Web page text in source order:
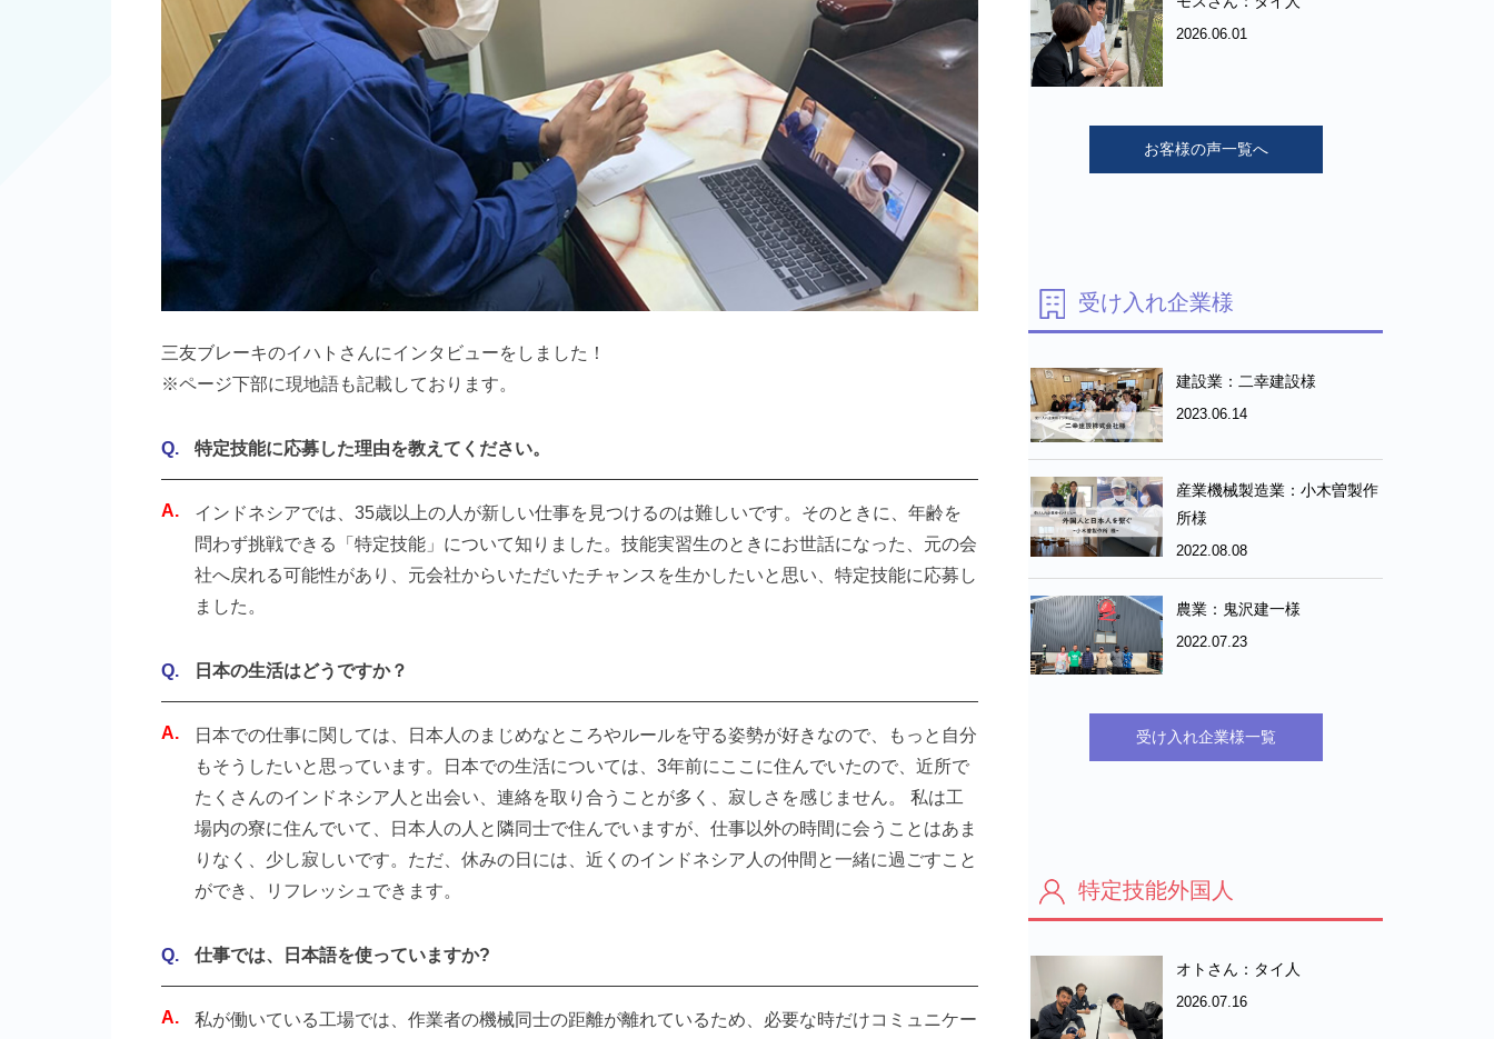
三友ブレーキのイハトさんにインタビューをしました！
※ページ下部に現地語も記載しております。
特定技能に応募した理由を教えてください。
インドネシアでは、35歳以上の人が新しい仕事を見つけるのは難しいです。そのときに、年齢を
問わず挑戦できる「特定技能」について知りました。技能実習生のときにお世話になった、元の会
社へ戻れる可能性があり、元会社からいただいたチャンスを生かしたいと思い、特定技能に応募し
ました。
日本の生活はどうですか？
日本での仕事に関しては、日本人のまじめなところやルールを守る姿勢が好きなので、もっと自分
もそうしたいと思っています。日本での生活については、3年前にここに住んでいたので、近所で
たくさんのインドネシア人と出会い、連絡を取り合うことが多く、寂しさを感じません。 私は工
場内の寮に住んでいて、日本人の人と隣同士で住んでいますが、仕事以外の時間に会うことはあま
りなく、少し寂しいです。ただ、休みの日には、近くのインドネシア人の仲間と一緒に過ごすこと
ができ、リフレッシュできます。
仕事では、日本語を使っていますか?
私が働いている工場では、作業者の機械同士の距離が離れているため、必要な時だけコミュニケー
2026.06.01
お客様の声一覧へ
受け入れ企業様
建設業：二幸建設様
2023.06.14
産業機械製造業：小木曽製作
所様
2022.08.08
農業：鬼沢建一様
2022.07.23
受け入れ企業様一覧
特定技能外国人
オトさん：タイ人
2026.07.16